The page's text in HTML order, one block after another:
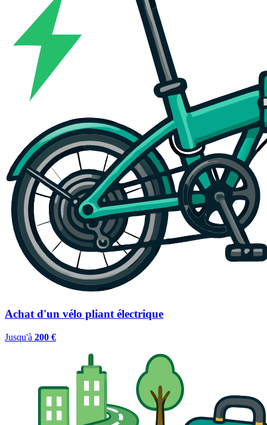
Achat d'un vélo pliant électrique
Jusqu'à 200 €